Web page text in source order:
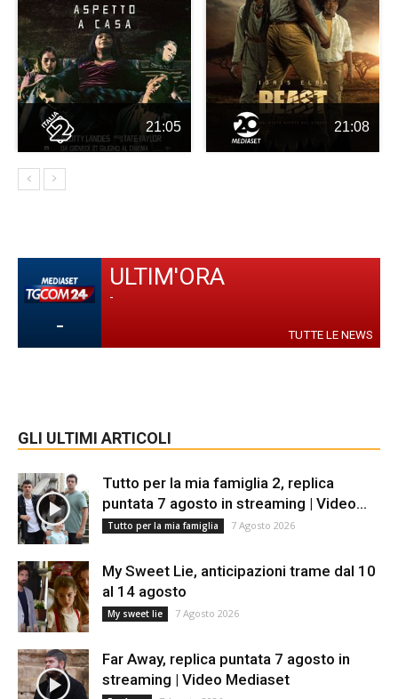
21:05 21:08
-
ULTIM'ORA
-
TUTTE LE NEWS
GLI ULTIMI ARTICOLI
Tutto per la mia famiglia 2, replica
puntata 7 agosto in streaming | Video...
Tutto per la mia famiglia 7 Agosto 2026
My Sweet Lie, anticipazioni trame dal 10
al 14 agosto
My sweet lie 7 Agosto 2026
Far Away, replica puntata 7 agosto in
streaming | Video Mediaset